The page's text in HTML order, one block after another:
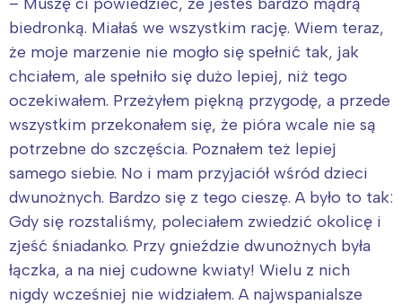
biedronką. Miałaś we wszystkim rację. Wiem teraz,
że moje marzenie nie mogło się spełnić tak, jak
chciałem, ale spełniło się dużo lepiej, niż tego
oczekiwałem. Przeżyłem piękną przygodę, a przede
wszystkim przekonałem się, że pióra wcale nie są
potrzebne do szczęścia. Poznałem też lepiej
samego siebie. No i mam przyjaciół wśród dzieci
dwunożnych. Bardzo się z tego cieszę. A było to tak:
Gdy się rozstaliśmy, poleciałem zwiedzić okolicę i
zjeść śniadanko. Przy gnieździe dwunożnych była
łączka, a na niej cudowne kwiaty! Wielu z nich
nigdy wcześniej nie widziałem. A najwspanialsze